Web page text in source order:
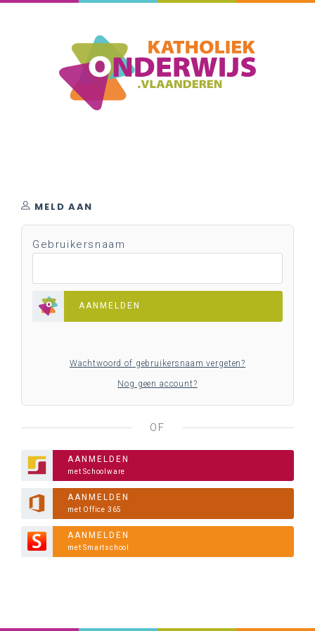
MELD AAN
Gebruikersnaam
AANMELDEN
Wachtwoord of gebruikersnaam vergeten?
Nog geen account?
OF
AANMELDEN
met Schoolware
AANMELDEN
met Office 365
AANMELDEN
met Smartschool